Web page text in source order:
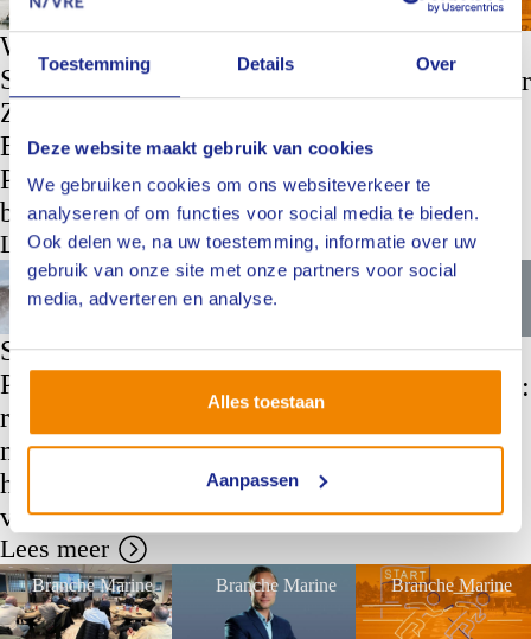
Toestemming Details Over
Deze website maakt gebruik van cookies
We gebruiken cookies om ons websiteverkeer te
analyseren of om functies voor social media te bieden.
Ook delen we, na uw toestemming, informatie over uw
gebruik van onze site met onze partners voor social
media, adverteren en analyse.
Alles toestaan
Aanpassen
Website
Stichting
Zeevaart-
Binnenvaart-
Pleziervaart
bijna live
Lees meer
Achter de
Lees meer
branchebestuur
Lees meer
Branche Marine
Sander
Passchier: een
rustige kracht
met hart voor
het maritieme
vak
Lees meer
Branche Marine
Bedanklunch
voor René van
den Ouden
Lees meer
Branche Marine
Afscheid van
René van Dijk:
met hart voor
Lees meer
Branche Marine Branche Marine Branche Marine